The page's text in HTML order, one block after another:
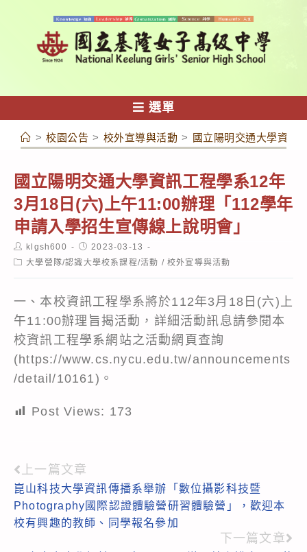
容
選單
> 校園公告 > 校外宣導與活動 > 國立陽明交通大學資訊
國立陽明交通大學資訊工程學系12年
3月18日(六)上午11:00辦理「112學年
申請入學招生宣傳線上說明會」
Post
author:
klgsh600
Post
published:
2023-03-13
Post大學營隊/認識大學校系課程/活動 / 校外宣導與活動
一、本校資訊工程學系將於112年3月18日(六)上
午11:00辦理旨揭活動，詳細活動訊息請參閱本
校資訊工程學系網站之活動網頁查詢
(https://www.cs.nycu.edu.tw/announcements
/detail/10161)。
Post Views: 173
Read
more
articles
上一篇文章
崑山科技大學資訊傳播系舉辦「數位攝影科技暨
Photography國際認證體驗營研習體驗營」，歡迎本
校有興趣的教師、同學報名參加
下一篇文章